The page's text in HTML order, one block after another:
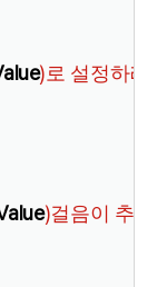
)로 설정하려
)걸음이 추